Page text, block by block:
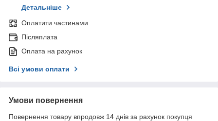
Детальніше
Оплатити частинами
Післяплата
Оплата на рахунок
Всі умови оплати
Умови повернення
Повернення товару впродовж 14 днів за рахунок покупця